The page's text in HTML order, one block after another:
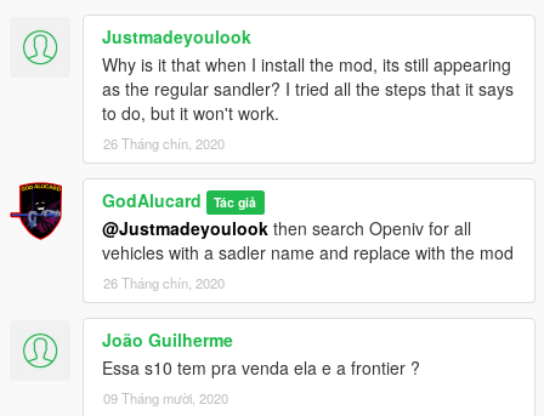
Justmadeyoulook
Why is it that when I install the mod, its still appearing
as the regular sandler? I tried all the steps that it says
to do, but it won't work.
26 Tháng chín, 2020
GodAlucard Tác giả
@Justmadeyoulook then search Openiv for all
vehicles with a sadler name and replace with the mod
26 Tháng chín, 2020
João Guilherme
Essa s10 tem pra venda ela e a frontier ?
09 Tháng mười, 2020